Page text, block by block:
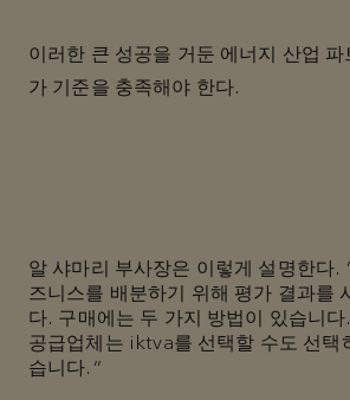
이러한 큰 성공을 거둔 에너지 산업
가 기준을 충족해야 한다.
알 샤마리 부사장은 이렇게 설명한다.
즈니스를 배분하기 위해 평가 결과를
다. 구매에는 두 가지 방법이 있습니
공급업체는 iktva를 선택할 수도 선택
습니다.”